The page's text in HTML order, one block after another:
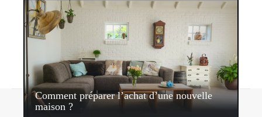
Comment préparer l’achat d’une nouvelle
maison ?
Contact Mentions légales Sitemap